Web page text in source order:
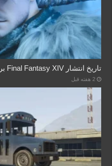
تاریخ انتشار Final Fantasy XIV برای سوییچ ۲ اعلام شد
2 هفته قبل